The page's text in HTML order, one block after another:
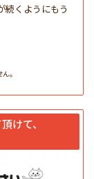
続くようにもう
。
けて、